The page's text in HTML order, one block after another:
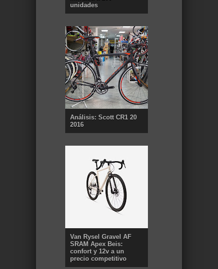
unidades
Análisis: Scott CR1 20
2016
Van Rysel Gravel AF
SRAM Apex Beis:
confort y 12v a un
precio competitivo